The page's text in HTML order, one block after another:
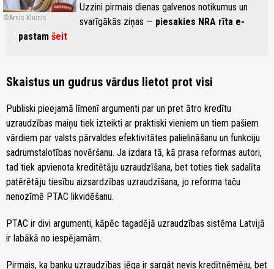
Arnis Kluinis
Uzzini pirmais dienas galvenos notikumus un
svarīgākās ziņas — piesakies NRA rīta e-
pastam šeit
Skaistus un gudrus vārdus lietot prot visi
Publiski pieejamā līmenī argumenti par un pret ātro kredītu
uzraudzības maiņu tiek izteikti ar praktiski vieniem un tiem pašiem
vārdiem par valsts pārvaldes efektivitātes palielināšanu un funkciju
sadrumstalotības novēršanu. Ja izdara tā, kā prasa reformas autori,
tad tiek apvienota kreditētāju uzraudzīšana, bet toties tiek sadalīta
patērētāju tiesību aizsardzības uzraudzīšana, jo reforma taču
nenozīmē PTAC likvidēšanu.
PTAC ir divi argumenti, kāpēc tagadējā uzraudzības sistēma Latvijā
ir labākā no iespējamām.
Pirmais, ka banku uzraudzības jēga ir sargāt nevis kredītņēmēju, bet